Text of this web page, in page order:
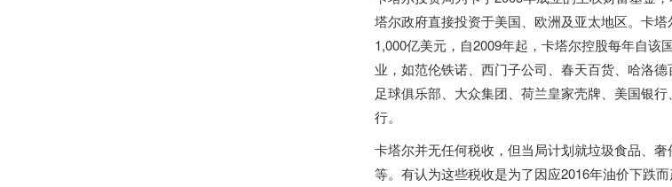
塔尔政府直接投资于美国、欧洲及亚太地区。卡
1,000亿美元，自2009年起，卡塔尔控股每年自该
业，如范伦铁诺、西门子公司、春天百货、哈洛
足球俱乐部、大众集团、荷兰皇家壳牌、美国银
行。
卡塔尔并无任何税收，但当局计划就垃圾食品、
等。有认为这些税收是为了因应2016年油价下跌